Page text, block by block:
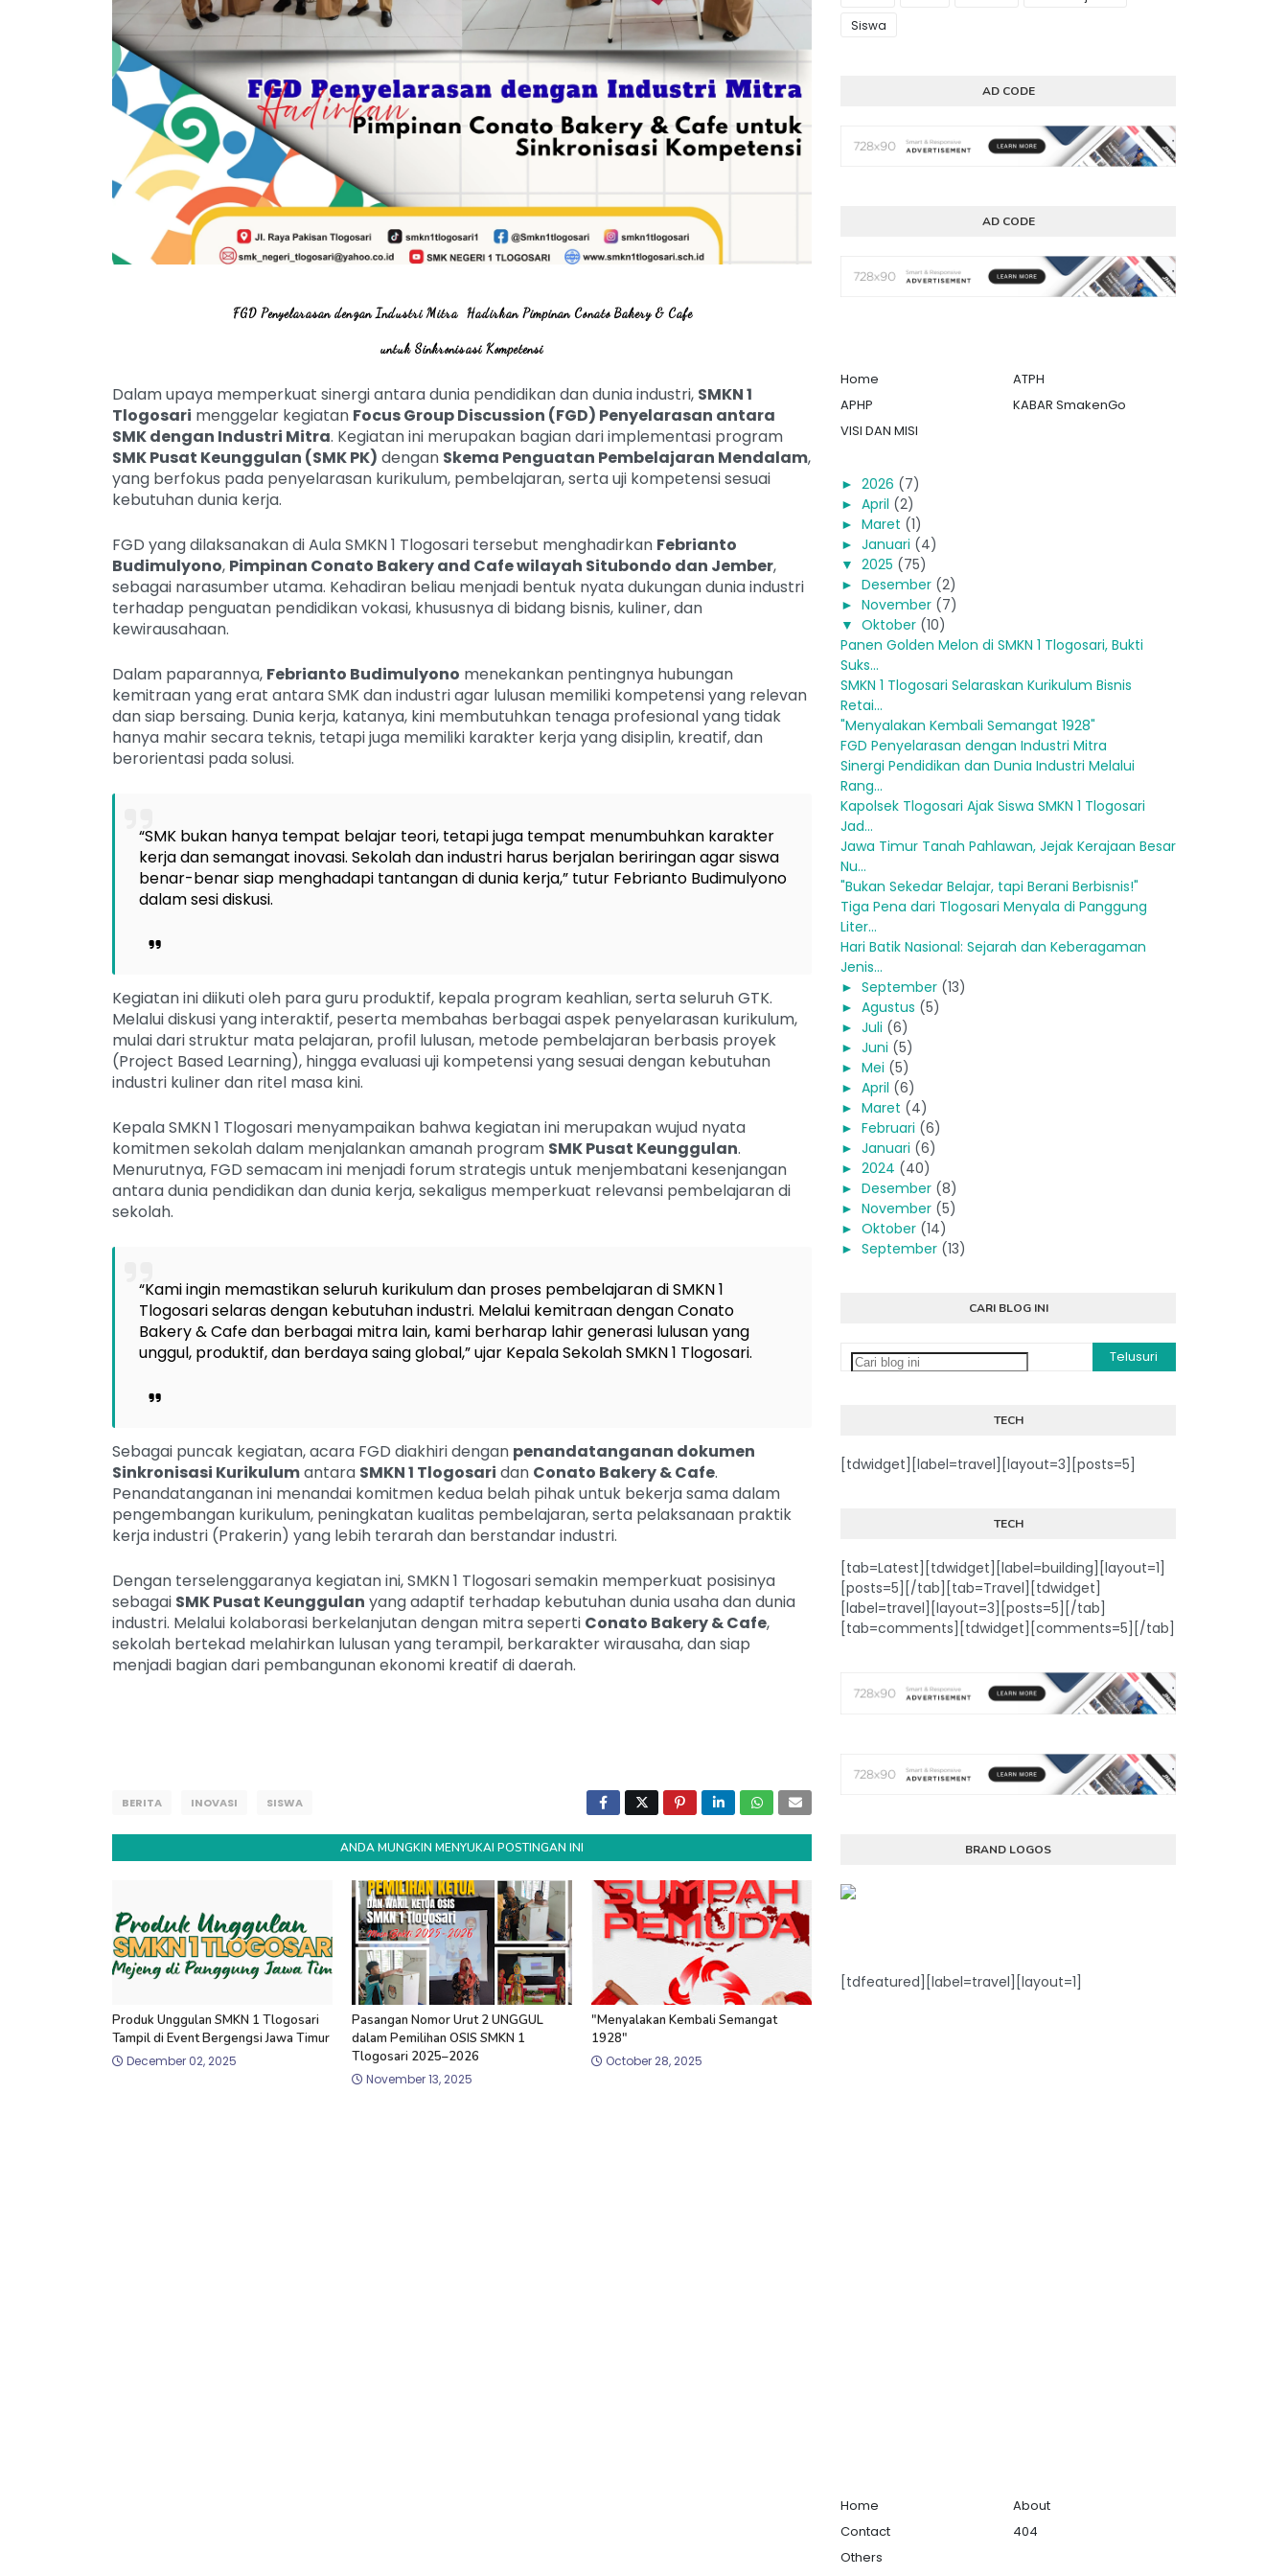
FGD Penyelarasan dengan Industri Mitra Hadirkan Pimpinan Conato Bakery & Cafe
untuk Sinkronisasi Kompetensi
Dalam upaya memperkuat sinergi antara dunia pendidikan dan dunia industri, SMKN 1
Tlogosari menggelar kegiatan Focus Group Discussion (FGD) Penyelarasan antara
SMK dengan Industri Mitra. Kegiatan ini merupakan bagian dari implementasi program
SMK Pusat Keunggulan (SMK PK) dengan Skema Penguatan Pembelajaran Mendalam,
yang berfokus pada penyelarasan kurikulum, pembelajaran, serta uji kompetensi sesuai
kebutuhan dunia kerja.
FGD yang dilaksanakan di Aula SMKN 1 Tlogosari tersebut menghadirkan Febrianto
Budimulyono, Pimpinan Conato Bakery and Cafe wilayah Situbondo dan Jember,
sebagai narasumber utama. Kehadiran beliau menjadi bentuk nyata dukungan dunia industri
terhadap penguatan pendidikan vokasi, khususnya di bidang bisnis, kuliner, dan
kewirausahaan.
Dalam paparannya, Febrianto Budimulyono menekankan pentingnya hubungan
kemitraan yang erat antara SMK dan industri agar lulusan memiliki kompetensi yang relevan
dan siap bersaing. Dunia kerja, katanya, kini membutuhkan tenaga profesional yang tidak
hanya mahir secara teknis, tetapi juga memiliki karakter kerja yang disiplin, kreatif, dan
berorientasi pada solusi.
“SMK bukan hanya tempat belajar teori, tetapi juga tempat menumbuhkan karakter
kerja dan semangat inovasi. Sekolah dan industri harus berjalan beriringan agar siswa
benar-benar siap menghadapi tantangan di dunia kerja,” tutur Febrianto Budimulyono
dalam sesi diskusi.
Kegiatan ini diikuti oleh para guru produktif, kepala program keahlian, serta seluruh GTK.
Melalui diskusi yang interaktif, peserta membahas berbagai aspek penyelarasan kurikulum,
mulai dari struktur mata pelajaran, profil lulusan, metode pembelajaran berbasis proyek
(Project Based Learning), hingga evaluasi uji kompetensi yang sesuai dengan kebutuhan
industri kuliner dan ritel masa kini.
Kepala SMKN 1 Tlogosari menyampaikan bahwa kegiatan ini merupakan wujud nyata
komitmen sekolah dalam menjalankan amanah program SMK Pusat Keunggulan.
Menurutnya, FGD semacam ini menjadi forum strategis untuk menjembatani kesenjangan
antara dunia pendidikan dan dunia kerja, sekaligus memperkuat relevansi pembelajaran di
sekolah.
“Kami ingin memastikan seluruh kurikulum dan proses pembelajaran di SMKN 1
Tlogosari selaras dengan kebutuhan industri. Melalui kemitraan dengan Conato
Bakery & Cafe dan berbagai mitra lain, kami berharap lahir generasi lulusan yang
unggul, produktif, dan berdaya saing global,” ujar Kepala Sekolah SMKN 1 Tlogosari.
Sebagai puncak kegiatan, acara FGD diakhiri dengan penandatanganan dokumen
Sinkronisasi Kurikulumantara SMKN 1 Tlogosari dan Conato Bakery & Cafe.
Penandatanganan ini menandai komitmen kedua belah pihak untuk bekerja sama dalam
pengembangan kurikulum, peningkatan kualitas pembelajaran, serta pelaksanaan praktik
kerja industri (Prakerin) yang lebih terarah dan berstandar industri.
Dengan terselenggaranya kegiatan ini, SMKN 1 Tlogosari semakin memperkuat posisinya
sebagai SMK Pusat Keunggulan yang adaptif terhadap kebutuhan dunia usaha dan dunia
industri. Melalui kolaborasi berkelanjutan dengan mitra seperti Conato Bakery & Cafe,
sekolah bertekad melahirkan lulusan yang terampil, berkarakter wirausaha, dan siap
menjadi bagian dari pembangunan ekonomi kreatif di daerah.
BERITA INOVASI SISWA
ANDA MUNGKIN MENYUKAI POSTINGAN INI
Produk Unggulan SMKN 1 Tlogosari
Tampil di Event Bergengsi Jawa Timur
December 02, 2025
Pasangan Nomor Urut 2 UNGGUL
dalam Pemilihan OSIS SMKN 1
Tlogosari 2025–2026
November 13, 2025
"Menyalakan Kembali Semangat
1928"
October 28, 2025
Siswa
AD CODE
AD CODE
Home
ATPH
APHP
KABAR SmakenGo
VISI DAN MISI
► 2026 (7)
► April (2)
► Maret (1)
► Januari (4)
▼ 2025 (75)
► Desember (2)
► November (7)
▼ Oktober (10)
Panen Golden Melon di SMKN 1 Tlogosari, Bukti
Suks...
SMKN 1 Tlogosari Selaraskan Kurikulum Bisnis
Retai...
"Menyalakan Kembali Semangat 1928"
FGD Penyelarasan dengan Industri Mitra
Sinergi Pendidikan dan Dunia Industri Melalui
Rang...
Kapolsek Tlogosari Ajak Siswa SMKN 1 Tlogosari
Jad...
Jawa Timur Tanah Pahlawan, Jejak Kerajaan Besar
Nu...
"Bukan Sekedar Belajar, tapi Berani Berbisnis!"
Tiga Pena dari Tlogosari Menyala di Panggung
Liter...
Hari Batik Nasional: Sejarah dan Keberagaman
Jenis...
► September (13)
► Agustus (5)
► Juli (6)
► Juni (5)
► Mei (5)
► April (6)
► Maret (4)
► Februari (6)
► Januari (6)
► 2024 (40)
► Desember (8)
► November (5)
► Oktober (14)
► September (13)
CARI BLOG INI
TECH
[tdwidget][label=travel][layout=3][posts=5]
TECH
[tab=Latest][tdwidget][label=building][layout=1]
[posts=5][/tab][tab=Travel][tdwidget]
[label=travel][layout=3][posts=5][/tab]
[tab=comments][tdwidget][comments=5][/tab]
BRAND LOGOS
[tdfeatured][label=travel][layout=1]
Home
About
Contact
404
Others